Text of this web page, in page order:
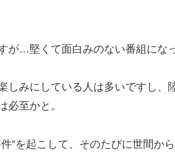
が…堅くて面白みのない番組にな
しみにしている人は多いですし、
必至かと。
”を起こして、そのたびに世間か